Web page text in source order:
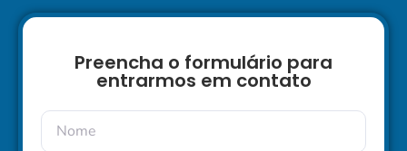
Preencha o formulário para
entrarmos em contato